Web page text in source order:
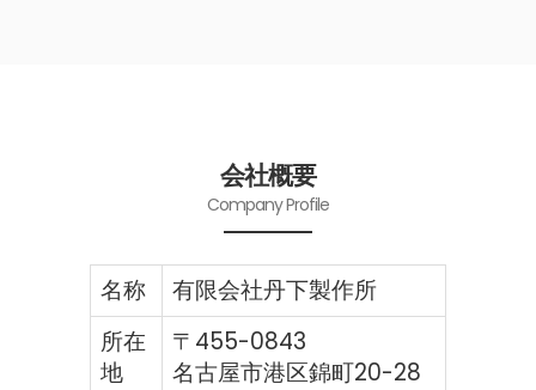
会社概要
Company Profile
名称
有限会社丹下製作所
所在
地
〒455-0843
名古屋市港区錦町20-28